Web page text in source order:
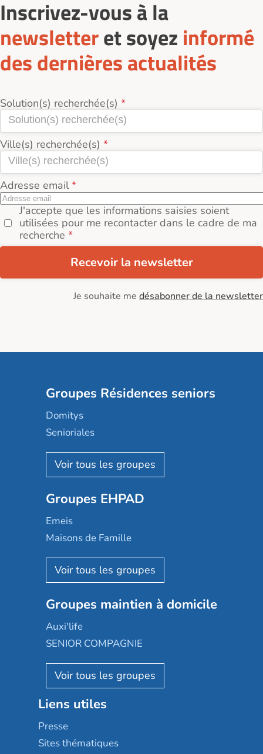
Inscrivez-vous à la
newsletteret soyez informé
des dernières actualités
Solution(s) recherchée(s)
Ville(s) recherchée(s)
Adresse email
J'accepte que les informations saisies soient
utilisées pour me recontacter dans le cadre de ma
recherche
Recevoir la newsletter
Je souhaite me désabonner de la newsletter
Groupes Résidences seniors
Domitys
Senioriales
Nohée
Les Résidentiels
Mobicap
Domusvi
Happy Senior
Aquarelia
Nexity edenea
Les jardins d'Arcadie
Occitalia
Appartseniors
Reseda
Stella management
Les villages d'or
Sérénys
Résidences services Villa Médicis
Groupes EHPAD
Emeis
Maisons de Famille
Korian
Emera
Groupe SOS
Le Noble Âge
Almage
Résidalya
Groupe aplus
Groupes maintien à domicile
Auxi'life
SENIOR COMPAGNIE
AGE D'OR Services
Liens utiles
Presse
Sites thématiques